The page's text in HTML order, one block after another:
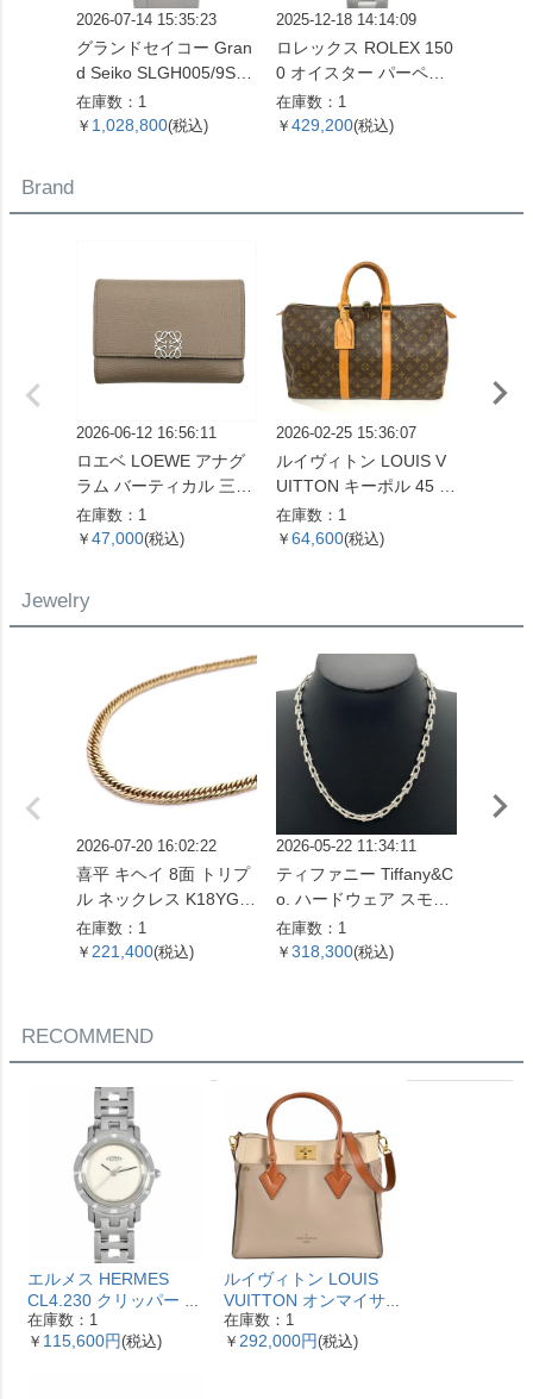
2026-07-14 15:35:23
グランドセイコー Gran
d Seiko SLGH005/9SA5
-00C0 エボリューショ
ン 9 コレクション 腕時
在庫数：1
￥ 1,028,800(税込)
2025-12-18 14:14:09
ロレックス ROLEX 150
0 オイスター パーペチ
ュアル デイト 腕時計 シ
ルバー文字盤 7桁 2番台
在庫数：1
￥ 429,200(税込)
Brand
2026-06-12 16:56:11
ロエベ LOEWE アナグ
ラム バーティカル 三つ
折り財布 ベージュ シル
バー金具【中古】
在庫数：1
￥ 47,000(税込)
2026-02-25 15:36:07
ルイヴィトン LOUIS V
UITTON キーポル 45 ボ
ストンバッグ モノグラ
ム キャンバス M41428
在庫数：1
￥ 64,600(税込)
Jewelry
2026-07-20 16:02:22
喜平 キヘイ 8面 トリプ
ル ネックレス K18YG 1
0.4g【中古】
在庫数：1
￥ 221,400(税込)
2026-05-22 11:34:11
ティファニー Tiffany&C
o. ハードウェア スモー
ルリンク ネックレス 60
153093 SV925 42.4g シ
在庫数：1
￥ 318,300(税込)
RECOMMEND
エルメス HERMES
CL4.230 クリッパー ナ
クレ 腕時計 シェル文字
盤 ベゼル12Pダイヤ レ
在庫数：1
￥ 115,600円(税込)
ルイヴィトン LOUIS
VUITTON オンマイサ
イドMM ハンドバッグ
2WAY レザー M53825
在庫数：1
￥ 292,000円(税込)